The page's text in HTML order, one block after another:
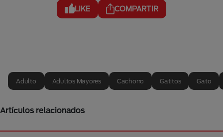
LIKE COMPARTIR
Adulto Adultos Mayores Cachorro Gatitos Gato
Artículos relacionados